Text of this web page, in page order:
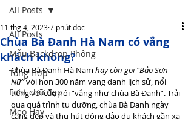
All Posts
Mẫu Backdrop Phông
Tổng Hợp
Font chữ đẹp
Mẹo Hay
All Posts
Chùa Bà Đanh Hà Nam có vắng
khách không?
11 thg 4, 20237 phút đọc
Chùa Bà Đanh Hà Nam hay còn gọi “Bảo Sơn
Nữ” với hơn 300 năm vang danh lịch sử, nổi
tiếng với câu nói “vắng như chùa Bà Đanh”. Trải
qua quá trình tu dưỡng, chùa Bà Đanh ngày
càng đẹp và thu hút đông đảo du khách gần xa